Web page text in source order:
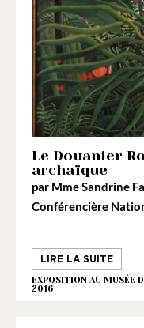
Le Douanier
archaïque
par Mme Sandrine
Conférencière
LIRE LA SUITE
EXPOSITION AU MUSÉE
2016